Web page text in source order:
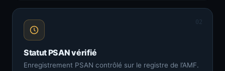
02
Statut PSAN vérifié
Enregistrement PSAN contrôlé sur le registre de l’AMF.